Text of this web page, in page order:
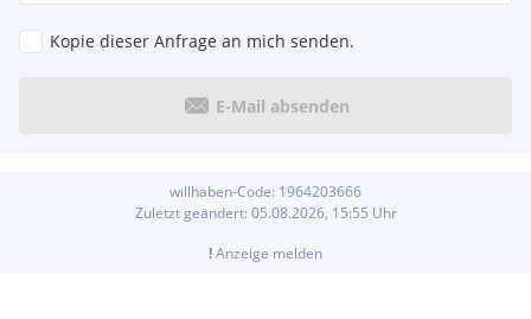
Kopie dieser Anfrage an mich senden.
E-Mail absenden
willhaben-Code: 1964203666
Zuletzt geändert: 05.08.2026, 15:55 Uhr
!Anzeige melden